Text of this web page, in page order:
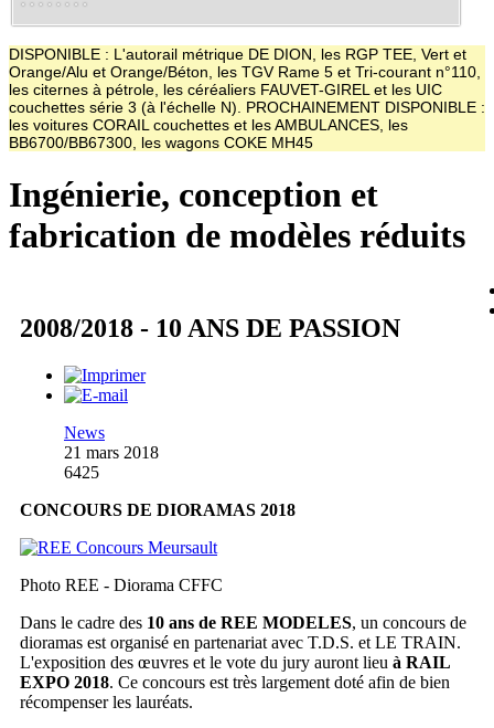
DISPONIBLE : L'autorail métrique DE DION, les RGP TEE, Vert et
Orange/Alu et Orange/Béton, les TGV Rame 5 et Tri-courant n°110,
les citernes à pétrole, les céréaliers FAUVET-GIREL et les UIC
couchettes série 3 (à l'échelle N). PROCHAINEMENT DISPONIBLE :
les voitures CORAIL couchettes et les AMBULANCES, les
BB6700/BB67300, les wagons COKE MH45
Ingénierie, conception et
fabrication de modèles réduits
2008/2018 - 10 ANS DE PASSION
News
21 mars 2018
6425
CONCOURS DE DIORAMAS 2018
Photo REE - Diorama CFFC
Dans le cadre des 10 ans de REE MODELES, un concours de
dioramas est organisé en partenariat avec T.D.S. et LE TRAIN.
L'exposition des œuvres et le vote du jury auront lieu à RAIL
EXPO 2018. Ce concours est très largement doté afin de bien
récompenser les lauréats.